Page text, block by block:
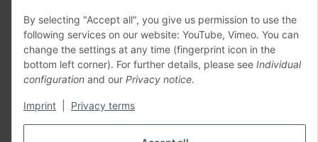
By selecting "Accept all", you give us permission to use the
following services on our website: YouTube, Vimeo. You can
change the settings at any time (fingerprint icon in the
bottom left corner). For further details, please see Individual
configuration and our Privacy notice.
Imprint Privacy terms
Withdraw contract